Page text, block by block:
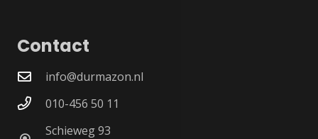
Contact
info@durmazon.nl
010-456 50 11
Schieweg 93